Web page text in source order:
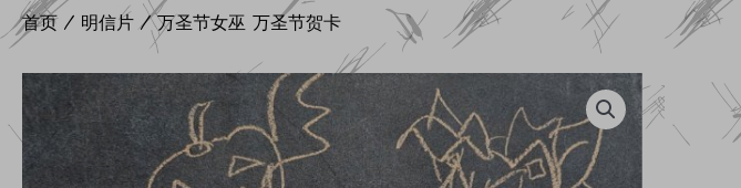
首页 / 明信片/ 万圣节女巫 万圣节贺卡